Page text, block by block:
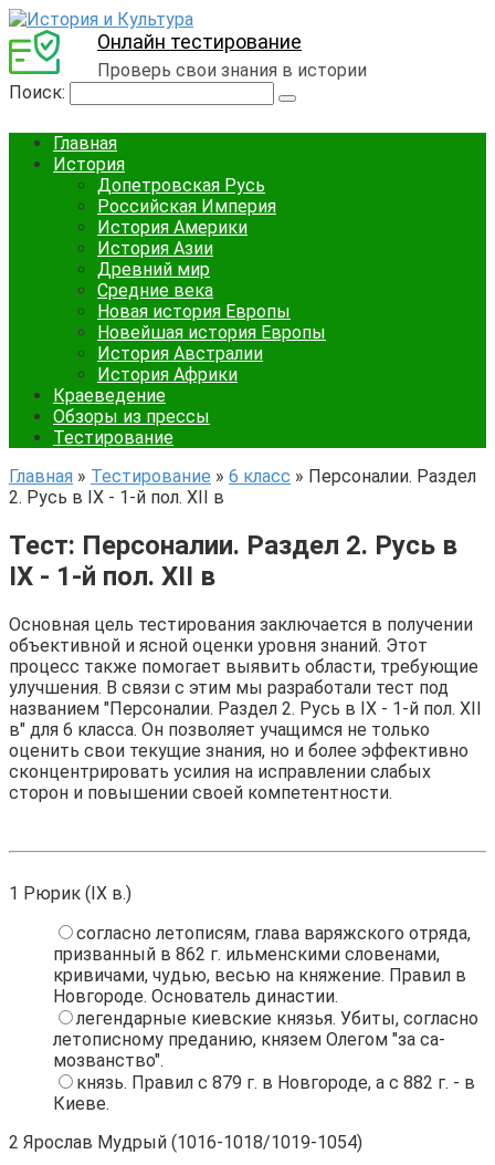
Онлайн тестирование
Проверь свои знания в истории
Поиск:
Главная
История
Допетровская Русь
Российская Империя
История Америки
История Азии
Древний мир
Средние века
Новая история Европы
Новейшая история Европы
История Австралии
История Африки
Краеведение
Обзоры из прессы
Тестирование
Главная » Тестирование » 6 класс » Персоналии. Раздел
2. Русь в IX - 1-й пол. XII в
Тест: Персоналии. Раздел 2. Русь в
IX - 1-й пол. XII в
Основная цель тестирования заключается в получении
объективной и ясной оценки уровня знаний. Этот
процесс также помогает выявить области, требующие
улучшения. В связи с этим мы разработали тест под
названием "Персоналии. Раздел 2. Русь в IX - 1-й пол. XII
в" для 6 класса. Он позволяет учащимся не только
оценить свои текущие знания, но и более эффективно
сконцентрировать усилия на исправлении слабых
сторон и повышении своей компетентности.
1 Рюрик (IX в.)
согласно летописям, глава варяжского отряда,
призванный в 862 г. ильменскими словенами,
кривичами, чудью, весью на княжение. Правил в
Новгороде. Основатель династии.
легендарные киевские князья. Убиты, согласно
летописному преданию, князем Олегом "за са-
мозванство".
князь. Правил с 879 г. в Новгороде, а с 882 г. - в
Киеве.
2 Ярослав Мудрый (1016-1018/1019-1054)